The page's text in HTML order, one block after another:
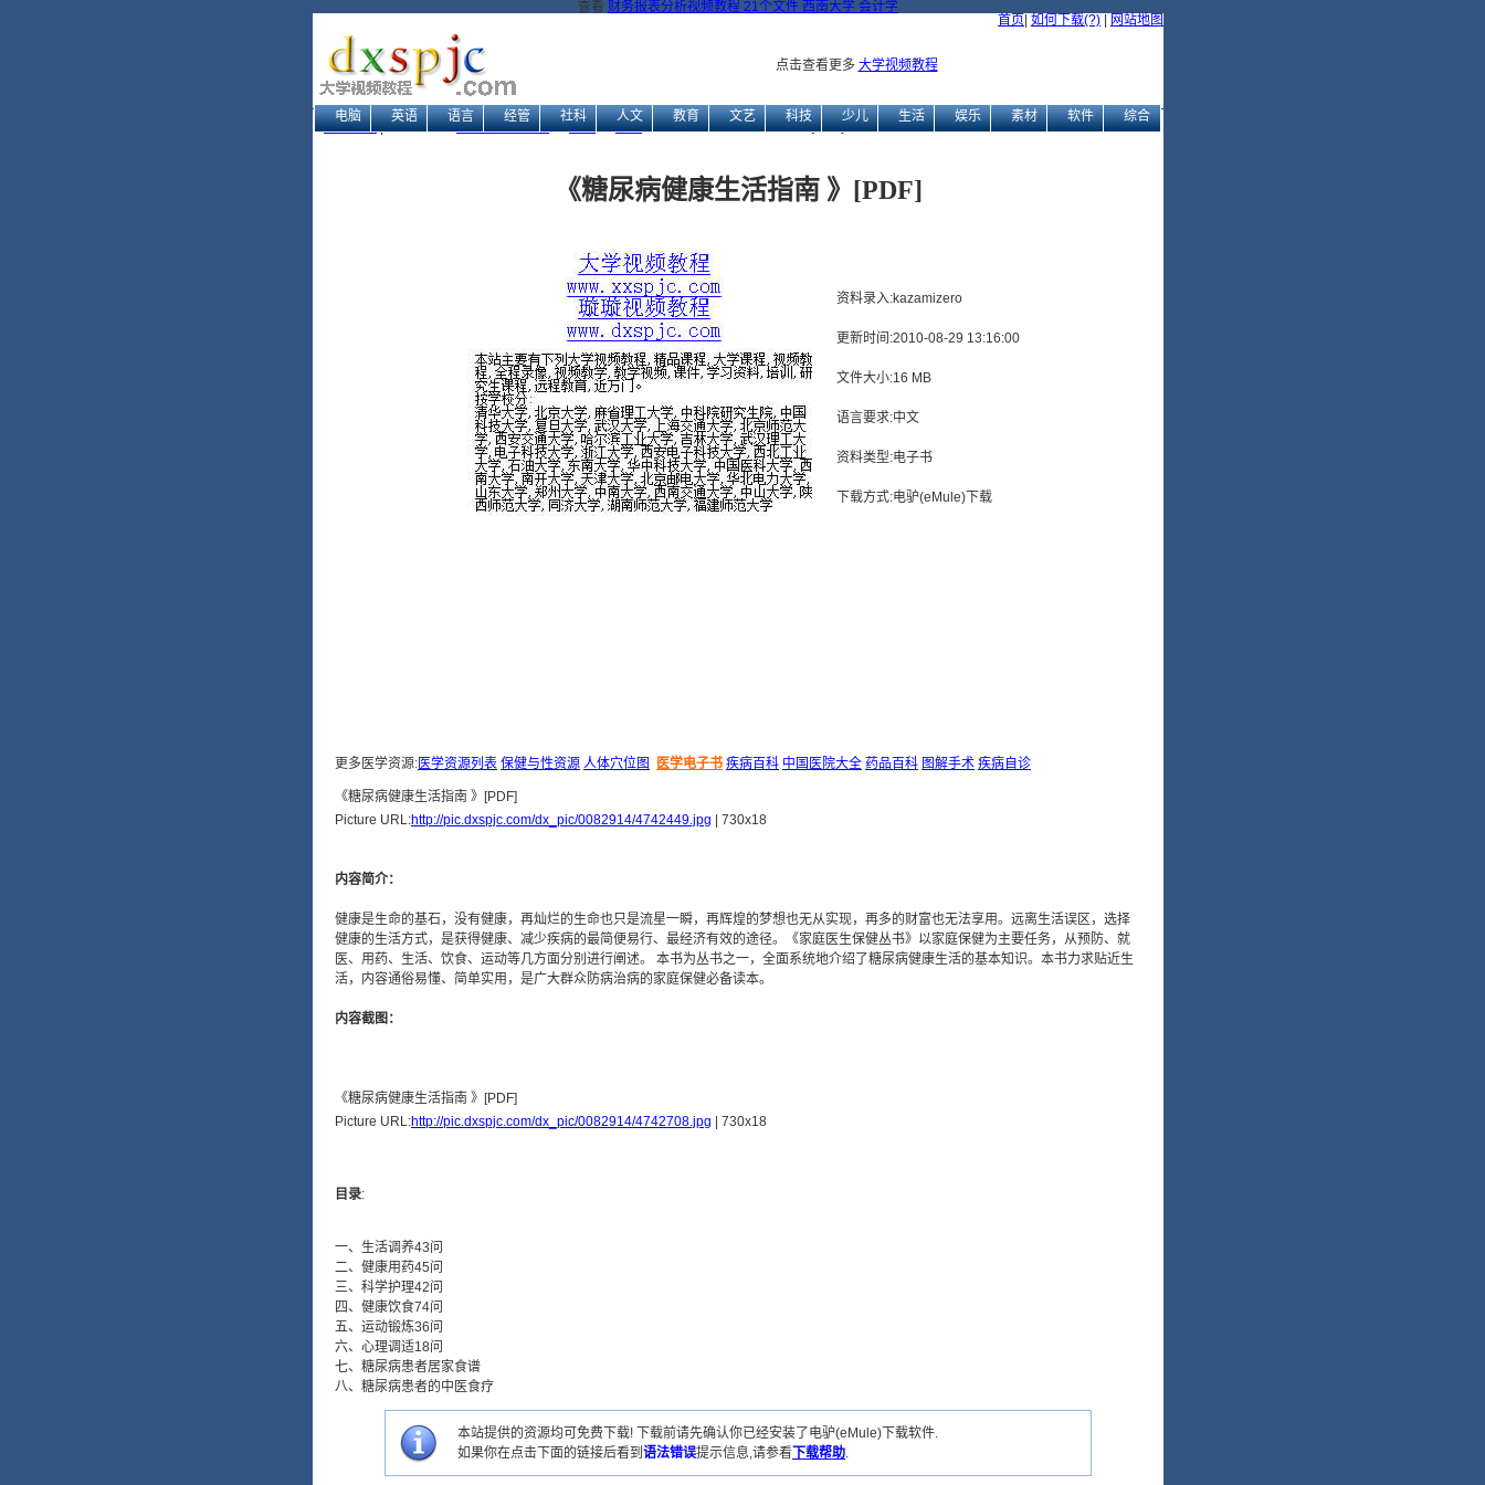
查看 财务报表分析视频教程 21个文件 西南大学 会计学
首页 如何下载(?) 网站地图
点击查看更多 大学视频教程
电脑 英语 语言 经管 社科 人文 教育 文艺 科技 少儿 生活 娱乐 素材 软件 综合
网站地图| 当前位置：大学视频教程网→生活→保健→ 《糖尿病健康生活指南 》[PDF]
《糖尿病健康生活指南 》[PDF]
资料录入:kazamizero
更新时间:2010-08-29 13:16:00
文件大小:16 MB
语言要求:中文
资料类型:电子书
下载方式:电驴(eMule)下载
更多医学资源:医学资源列表 保健与性资源 人体穴位图 医学电子书 疾病百科 中国医院大全 药品百科 图解手术 疾病自诊
Picture URL:http://pic.dxspjc.com/dx_pic/0082914/4742449.jpg | 730x18
内容简介：
健康是生命的基石，没有健康，再灿烂的生命也只是流星一瞬，再辉煌的梦想也无从实现，再多的财富也无法享用。远离生活误区，选择
健康的生活方式，是获得健康、减少疾病的最简便易行、最经济有效的途径。《家庭医生保健丛书》以家庭保健为主要任务，从预防、就
医、用药、生活、饮食、运动等几方面分别进行阐述。 本书为丛书之一，全面系统地介绍了糖尿病健康生活的基本知识。本书力求贴近生
活，内容通俗易懂、简单实用，是广大群众防病治病的家庭保健必备读本。
内容截图：
Picture URL:http://pic.dxspjc.com/dx_pic/0082914/4742708.jpg | 730x18
目录:
一、生活调养43问
二、健康用药45问
三、科学护理42问
四、健康饮食74问
五、运动锻炼36问
六、心理调适18问
七、糖尿病患者居家食谱
八、糖尿病患者的中医食疗
本站提供的资源均可免费下载! 下载前请先确认你已经安装了电驴(eMule)下载软件.
如果你在点击下面的链接后看到 语法错误提示信息,请参看 下载帮助.